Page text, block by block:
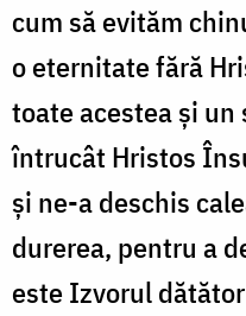
cum să evităm
o eternitate fără
toate acestea și
întrucât Hristos
și ne-a deschis
durerea, pentru a
este Izvorul